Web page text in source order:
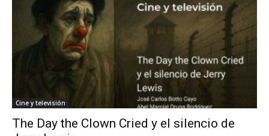
Cine y televisión
The Day the Clown Cried y el silencio de